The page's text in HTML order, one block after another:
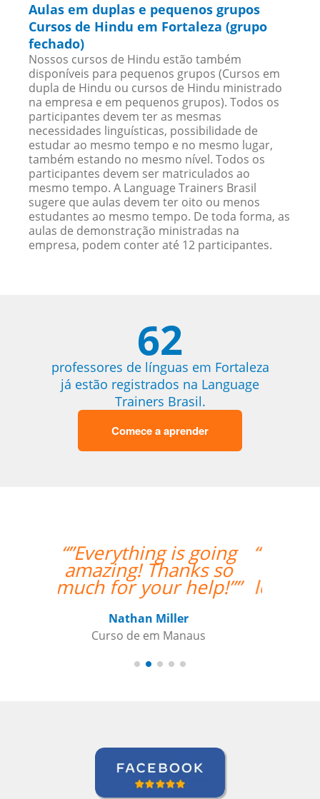
Aulas em duplas e pequenos grupos
Cursos de Hindu em Fortaleza (grupo
fechado)
Nossos cursos de Hindu estão também
disponíveis para pequenos grupos (Cursos em
dupla de Hindu ou cursos de Hindu ministrado
na empresa e em pequenos grupos). Todos os
participantes devem ter as mesmas
necessidades linguísticas, possibilidade de
estudar ao mesmo tempo e no mesmo lugar,
também estando no mesmo nível. Todos os
participantes devem ser matriculados ao
mesmo tempo. A Language Trainers Brasil
sugere que aulas devem ter oito ou menos
estudantes ao mesmo tempo. De toda forma, as
aulas de demonstração ministradas na
empresa, podem conter até 12 participantes.
62
professores de línguas em Fortaleza
já estão registrados na Language
Trainers Brasil.
Comece a aprender
“”I had my second class
with Carol and it was
lovely. I am very happy
to have her as my
teacher and I am
looking forward to
more classes with her.
””